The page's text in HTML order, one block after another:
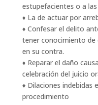
estupefacientes o a
♦ La de actuar por
♦ Confesar el delito
tener conocimiento de
en su contra.
♦ Reparar el daño
celebración del juicio
♦ Dilaciones indebidas
procedimiento